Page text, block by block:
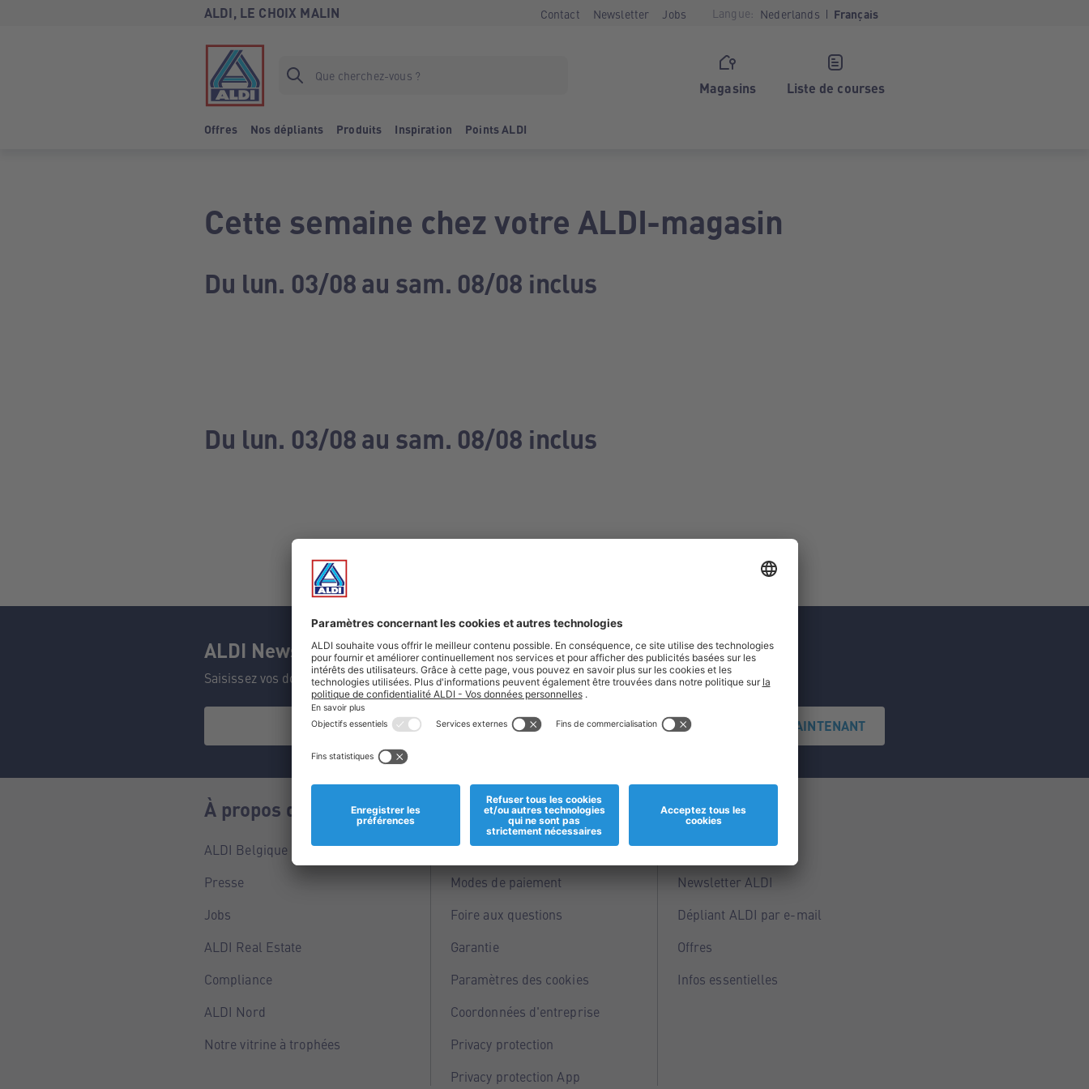
ALDI, LE CHOIX MALIN Contact Newsletter Jobs Langue: Nederlands Français
Magasins Liste de courses
Offres Nos dépliants Produits Inspiration Points ALDI
Cette semaine chez votre ALDI-magasin
Du lun. 03/08 au sam. 08/08 inclus
Du lun. 03/08 au sam. 08/08 inclus
ALDI Newsletter
Saisissez vos données et ne manquez aucune de nos offres.
S'INSCRIRE MAINTENANT
À propos de nous
ALDI Belgique
Presse
Jobs
ALDI Real Estate
Compliance
ALDI Nord
Notre vitrine à trophées
Informations
Magasins
Modes de paiement
Foire aux questions
Garantie
Paramètres des cookies
Coordonnées d'entreprise
Privacy protection
Privacy protection App
Service
Points ALDI
Newsletter ALDI
Dépliant ALDI par e-mail
Offres
Infos essentielles